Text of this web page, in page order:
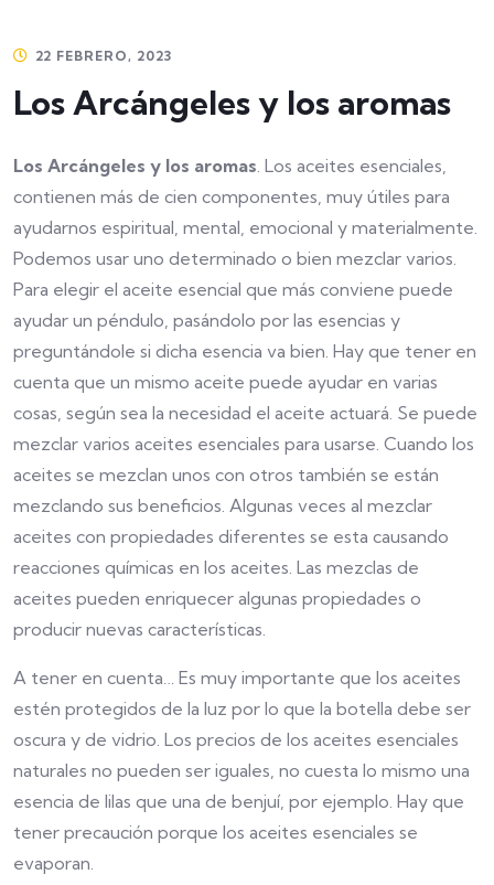
22 FEBRERO, 2023
Los Arcángeles y los aromas
Los Arcángeles y los aromas. Los aceites esenciales,
contienen más de cien componentes, muy útiles para
ayudarnos espiritual, mental, emocional y materialmente.
Podemos usar uno determinado o bien mezclar varios.
Para elegir el aceite esencial que más conviene puede
ayudar un péndulo, pasándolo por las esencias y
preguntándole si dicha esencia va bien. Hay que tener en
cuenta que un mismo aceite puede ayudar en varias
cosas, según sea la necesidad el aceite actuará. Se puede
mezclar varios aceites esenciales para usarse. Cuando los
aceites se mezclan unos con otros también se están
mezclando sus beneficios. Algunas veces al mezclar
aceites con propiedades diferentes se esta causando
reacciones químicas en los aceites. Las mezclas de
aceites pueden enriquecer algunas propiedades o
producir nuevas características.
A tener en cuenta… Es muy importante que los aceites
estén protegidos de la luz por lo que la botella debe ser
oscura y de vidrio. Los precios de los aceites esenciales
naturales no pueden ser iguales, no cuesta lo mismo una
esencia de lilas que una de benjuí, por ejemplo. Hay que
tener precaución porque los aceites esenciales se
evaporan.